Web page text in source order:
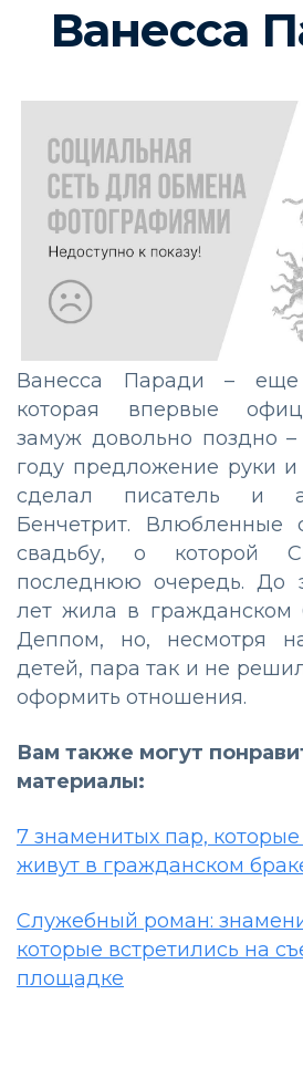
Ванесса
Ванесса Паради – еще
которая впервые
замуж довольно поздно
году предложение руки
сделал писатель и
Бенчетрит. Влюбленные
свадьбу, о которой
последнюю очередь. До
лет жила в гражданском
Деппом, но, несмотря
детей, пара так и не
оформить отношения.
Вам также могут
материалы:
7 знаменитых пар,
живут в гражданском
Служебный роман:
которые встретились на
площадке